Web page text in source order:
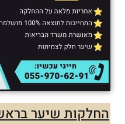
החלקות שיער